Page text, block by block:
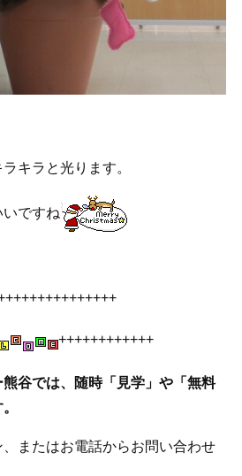
キラと光ります。
ですね
++++++++++++
谷では、随時「見学」や「無料
またはお電話からお問い合わせ